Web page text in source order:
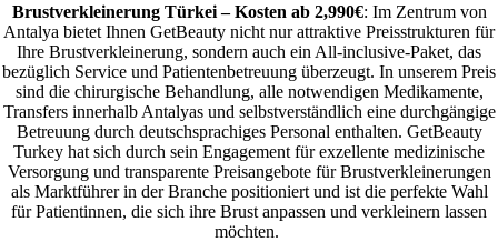
Brustverkleinerung Türkei – Kosten ab 2,990€: Im Zentrum von
Antalya bietet Ihnen GetBeauty nicht nur attraktive Preisstrukturen für
Ihre Brustverkleinerung, sondern auch ein All-inclusive-Paket, das
bezüglich Service und Patientenbetreuung überzeugt. In unserem Preis
sind die chirurgische Behandlung, alle notwendigen Medikamente,
Transfers innerhalb Antalyas und selbstverständlich eine durchgängige
Betreuung durch deutschsprachiges Personal enthalten. GetBeauty
Turkey hat sich durch sein Engagement für exzellente medizinische
Versorgung und transparente Preisangebote für Brustverkleinerungen
als Marktführer in der Branche positioniert und ist die perfekte Wahl
für Patientinnen, die sich ihre Brust anpassen und verkleinern lassen
möchten.